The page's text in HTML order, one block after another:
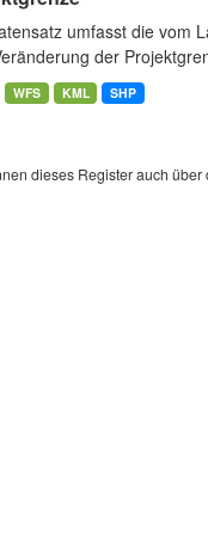
umfasst die vom
der
WFS KML SHP
dieses Register auch über